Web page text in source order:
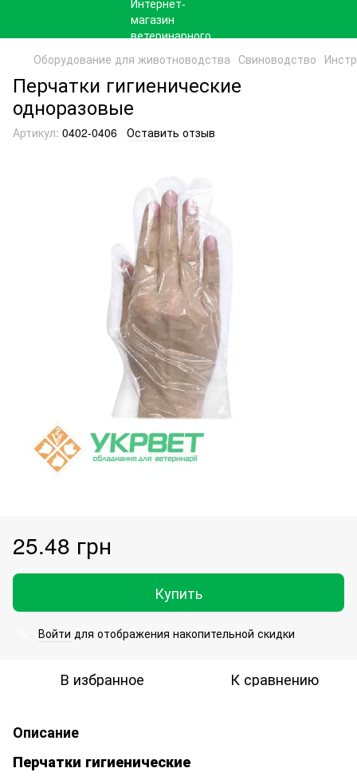
Оборудование для животноводства Свиноводство
Перчатки гигиенические
одноразовые
Артикул: 0402-0406 Оставить отзыв
25.48 грн
Купить
Войти для отображения накопительной скидки
В избранное К сравнению
Описание
Перчатки гигиенические